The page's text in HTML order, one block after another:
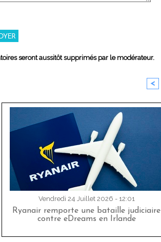
seront aussitôt supprimés par le modérateur.
<
Vendredi 24 Juillet 2026 - 12:01
Ryanair remporte une bataille judiciaire
contre eDreams en Irlande